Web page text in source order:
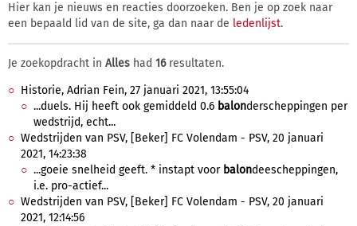
Hier kan je nieuws en reacties doorzoeken. Ben je op zoek naar
een bepaald lid van de site, ga dan naar de ledenlijst.
Je zoekopdracht in Alles had 16resultaten.
Historie, Adrian Fein, 27 januari 2021, 13:55:04
...duels. Hij heeft ook gemiddeld 0.6 balonderscheppingen per
wedstrijd, echt...
Wedstrijden van PSV, [Beker] FC Volendam - PSV, 20 januari
2021, 14:23:38
...goeie snelheid geeft. * instapt voor balondeescheppingen,
i.e. pro-actief...
Wedstrijden van PSV, [Beker] FC Volendam - PSV, 20 januari
2021, 12:14:56